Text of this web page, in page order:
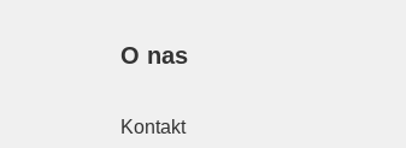
O nas
Kontakt